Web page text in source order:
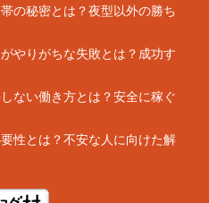
の秘密とは？夜型以外の勝ち
やりがちな失敗とは？成功す
ない働き方とは？安全に稼ぐ
性とは？不安な人に向けた解